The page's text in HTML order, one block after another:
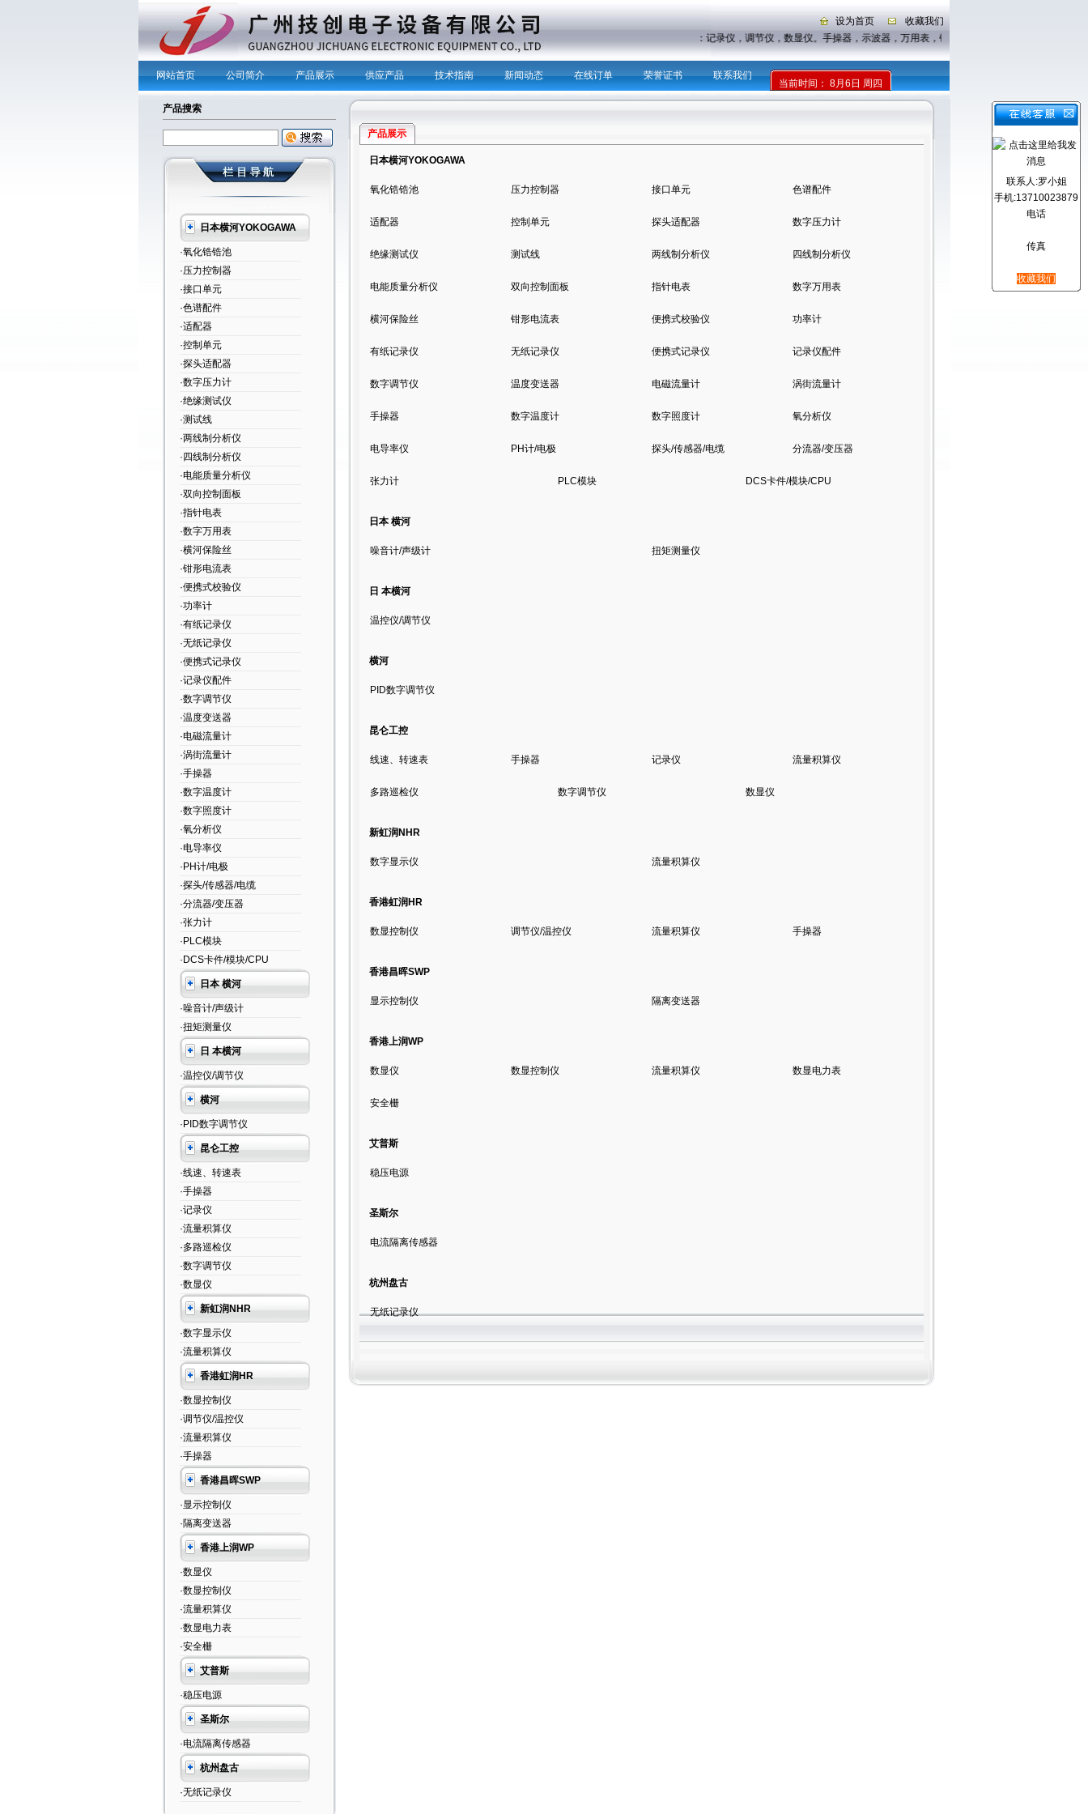
设为首页
收藏我们
主营产品：记录仪，调节仪，数显仪。手操器，示波器，万用表，钳形表
网站首页 公司简介 产品展示 供应产品 技术指南 新闻动态 在线订单 荣誉证书 联系我们
当前时间： 8月6日 周四
产品搜索
日本横河YOKOGAWA
·氧化锆锆池
·压力控制器
·接口单元
·色谱配件
·适配器
·控制单元
·探头适配器
·数字压力计
·绝缘测试仪
·测试线
·两线制分析仪
·四线制分析仪
·电能质量分析仪
·双向控制面板
·指针电表
·数字万用表
·横河保险丝
·钳形电流表
·便携式校验仪
·功率计
·有纸记录仪
·无纸记录仪
·便携式记录仪
·记录仪配件
·数字调节仪
·温度变送器
·电磁流量计
·涡街流量计
·手操器
·数字温度计
·数字照度计
·氧分析仪
·电导率仪
·PH计/电极
·探头/传感器/电缆
·分流器/变压器
·张力计
·PLC模块
·DCS卡件/模块/CPU
日本 横河
·噪音计/声级计
·扭矩测量仪
日 本横河
·温控仪/调节仪
横河
·PID数字调节仪
昆仑工控
·线速、转速表
·手操器
·记录仪
·流量积算仪
·多路巡检仪
·数字调节仪
·数显仪
新虹润NHR
·数字显示仪
·流量积算仪
香港虹润HR
·数显控制仪
·调节仪/温控仪
·流量积算仪
·手操器
香港昌晖SWP
·显示控制仪
·隔离变送器
香港上润WP
·数显仪
·数显控制仪
·流量积算仪
·数显电力表
·安全栅
艾普斯
·稳压电源
圣斯尔
·电流隔离传感器
杭州盘古
·无纸记录仪
产品展示
日本横河YOKOGAWA
氧化锆锆池 压力控制器 接口单元 色谱配件
适配器 控制单元 探头适配器 数字压力计
绝缘测试仪 测试线 两线制分析仪 四线制分析仪
电能质量分析仪 双向控制面板 指针电表 数字万用表
横河保险丝 钳形电流表 便携式校验仪 功率计
有纸记录仪 无纸记录仪 便携式记录仪 记录仪配件
数字调节仪 温度变送器 电磁流量计 涡街流量计
手操器 数字温度计 数字照度计 氧分析仪
电导率仪 PH计/电极 探头/传感器/电缆 分流器/变压器
张力计 PLC模块 DCS卡件/模块/CPU
日本 横河
噪音计/声级计 扭矩测量仪
日 本横河
温控仪/调节仪
横河
PID数字调节仪
昆仑工控
线速、转速表 手操器 记录仪 流量积算仪
多路巡检仪 数字调节仪 数显仪
新虹润NHR
数字显示仪 流量积算仪
香港虹润HR
数显控制仪 调节仪/温控仪 流量积算仪 手操器
香港昌晖SWP
显示控制仪 隔离变送器
香港上润WP
数显仪 数显控制仪 流量积算仪 数显电力表
安全栅
艾普斯
稳压电源
圣斯尔
电流隔离传感器
杭州盘古
无纸记录仪
联系人:罗小姐
手机:13710023879
电话
传真
收藏我们